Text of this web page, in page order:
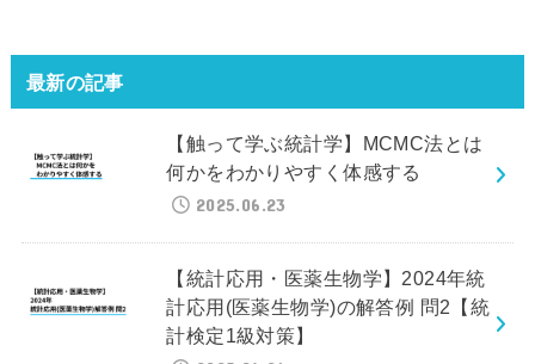
最新の記事
【触って学ぶ統計学】MCMC法とは
何かをわかりやすく体感する
2025.06.23
【統計応用・医薬生物学】2024年統
計応用(医薬生物学)の解答例 問2【統
計検定1級対策】